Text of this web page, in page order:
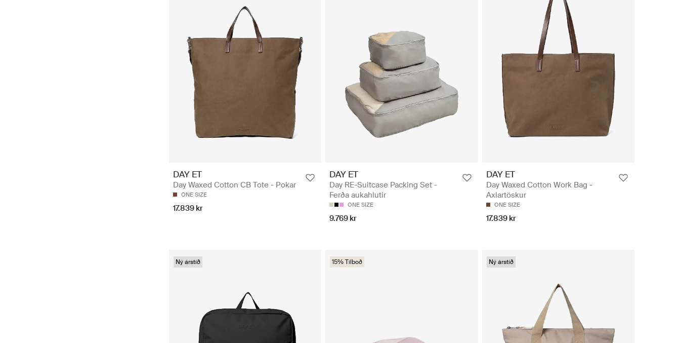
DAY ET
Day Waxed Cotton CB Tote - Pokar
ONE SIZE
17.839 kr
DAY ET
Day RE-Suitcase Packing Set -
Ferða aukahlutir
ONE SIZE
9.769 kr
DAY ET
Day Waxed Cotton Work Bag -
Axlartöskur
ONE SIZE
17.839 kr
Ný árstíð 15% Tilboð Ný árstíð